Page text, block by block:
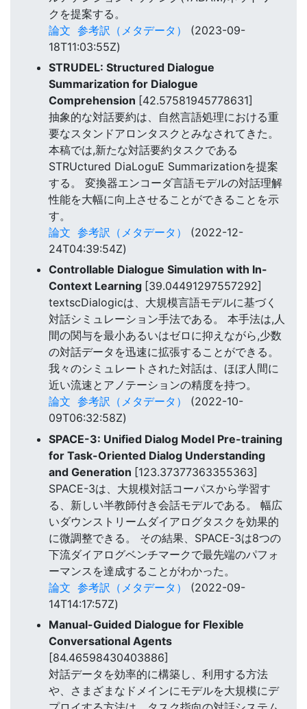
クを提案する。
論文 参考訳（メタデータ）
(2023-09-
18T11:03:55Z)
STRUDEL: Structured Dialogue
Summarization for Dialogue
Comprehension [42.57581945778631]
抽象的な対話要約は、自然言語処理における重
要なスタンドアロンタスクとみなされてきた。
本稿では,新たな対話要約タスクである
STRUctured DiaLoguE Summarizationを提案
する。 変換器エンコーダ言語モデルの対話理解
性能を大幅に向上させることができることを示
す。
論文 参考訳（メタデータ）
(2022-12-
24T04:39:54Z)
Controllable Dialogue Simulation with In-
Context Learning [39.04491297557292]
textscDialogicは、大規模言語モデルに基づく
対話シミュレーション手法である。 本手法は,人
間の関与を最小あるいはゼロに抑えながら,少数
の対話データを迅速に拡張することができる。
我々のシミュレートされた対話は、ほぼ人間に
近い流速とアノテーションの精度を持つ。
論文 参考訳（メタデータ）
(2022-10-
09T06:32:58Z)
SPACE-3: Unified Dialog Model Pre-training
for Task-Oriented Dialog Understanding
and Generation [123.37377363355363]
SPACE-3は、大規模対話コーパスから学習す
る、新しい半教師付き会話モデルである。 幅広
いダウンストリームダイアログタスクを効果的
に微調整できる。 その結果、SPACE-3は8つの
下流ダイアログベンチマークで最先端のパフォ
ーマンスを達成することがわかった。
論文 参考訳（メタデータ）
(2022-09-
14T14:17:57Z)
Manual-Guided Dialogue for Flexible
Conversational Agents
[84.46598430403886]
対話データを効率的に構築し、利用する方法
や、さまざまなドメインにモデルを大規模にデ